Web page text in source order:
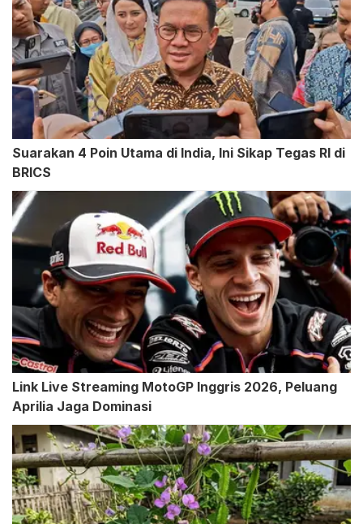
Suarakan 4 Poin Utama di India, Ini Sikap Tegas RI di
BRICS
Link Live Streaming MotoGP Inggris 2026, Peluang
Aprilia Jaga Dominasi